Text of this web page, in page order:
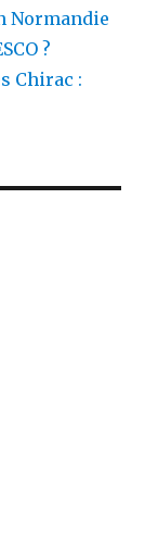
Normandie
?
Chirac :